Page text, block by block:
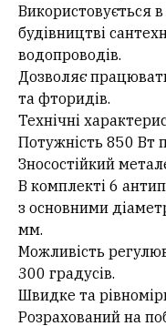
Використовується
будівництві
водопроводів.
Дозволяє
та фторидів.
Технічні
Потужність 850 Вт
Зносостійкий
В комплекті 6
з основними
мм.
Можливість
300 градусів.
Швидке та
Розрахований на